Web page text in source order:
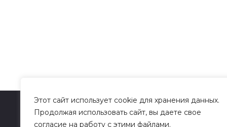
Этот сайт использует cookie для хранения данных.
Продолжая использовать сайт, вы даете свое
согласие на работу с этими файлами.
© 2026 сайт hellostambul.ru